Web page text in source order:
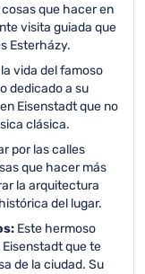
que hacer en
visita guiada que
Esterházy.
vida del famoso
dedicado a su
Eisenstadt que no
clásica.
por las calles
que hacer más
la arquitectura
del lugar.
Este hermoso
que te
de la ciudad. Su